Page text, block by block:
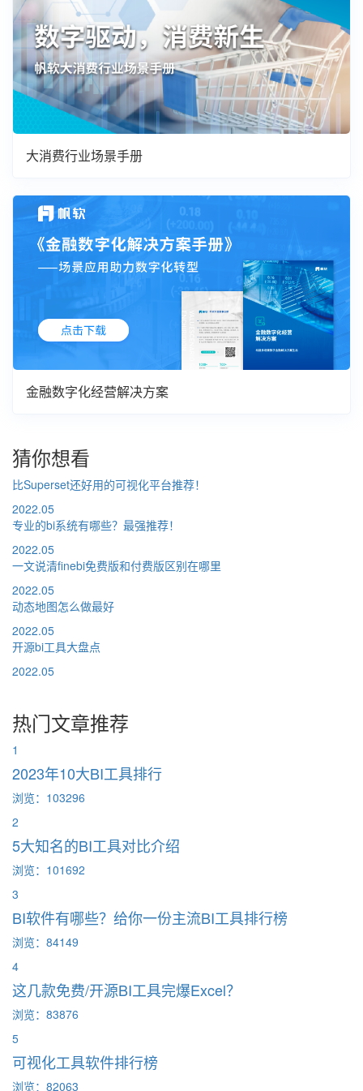
大消费行业场景手册
金融数字化经营解决方案
猜你想看
比Superset还好用的可视化平台推荐！
2022.05
专业的bi系统有哪些？最强推荐！
2022.05
一文说清finebi免费版和付费版区别在哪里
2022.05
动态地图怎么做最好
2022.05
开源bi工具大盘点
2022.05
热门文章推荐
1
2023年10大BI工具排行
浏览：103296
2
5大知名的BI工具对比介绍
浏览：101692
3
BI软件有哪些？给你一份主流BI工具排行榜
浏览：84149
4
这几款免费/开源BI工具完爆Excel？
浏览：83876
5
可视化工具软件排行榜
浏览：82063